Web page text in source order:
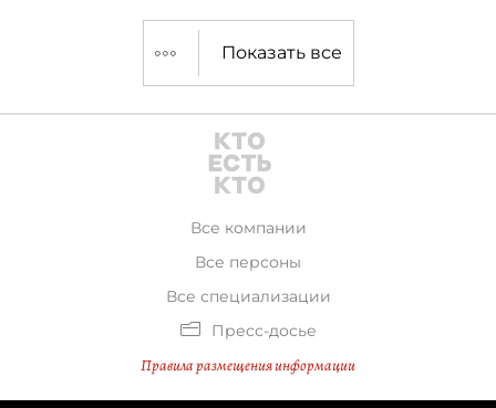
Показать все
Все компании
Все персоны
Все специализации
Пресс-досье
Правила размещения информации